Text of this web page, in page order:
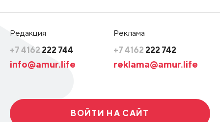
Редакция
+7 4162 222 744
info@amur.life
Реклама
+7 4162 222 742
reklama@amur.life
ВОЙТИ НА САЙТ